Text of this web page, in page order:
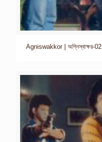
Agniswakkor | অগ্নিস্বাক্ষর-02